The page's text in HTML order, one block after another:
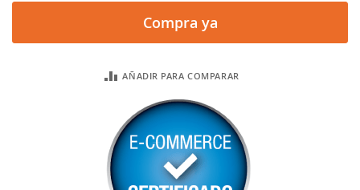
Compra ya
AÑADIR PARA COMPARAR